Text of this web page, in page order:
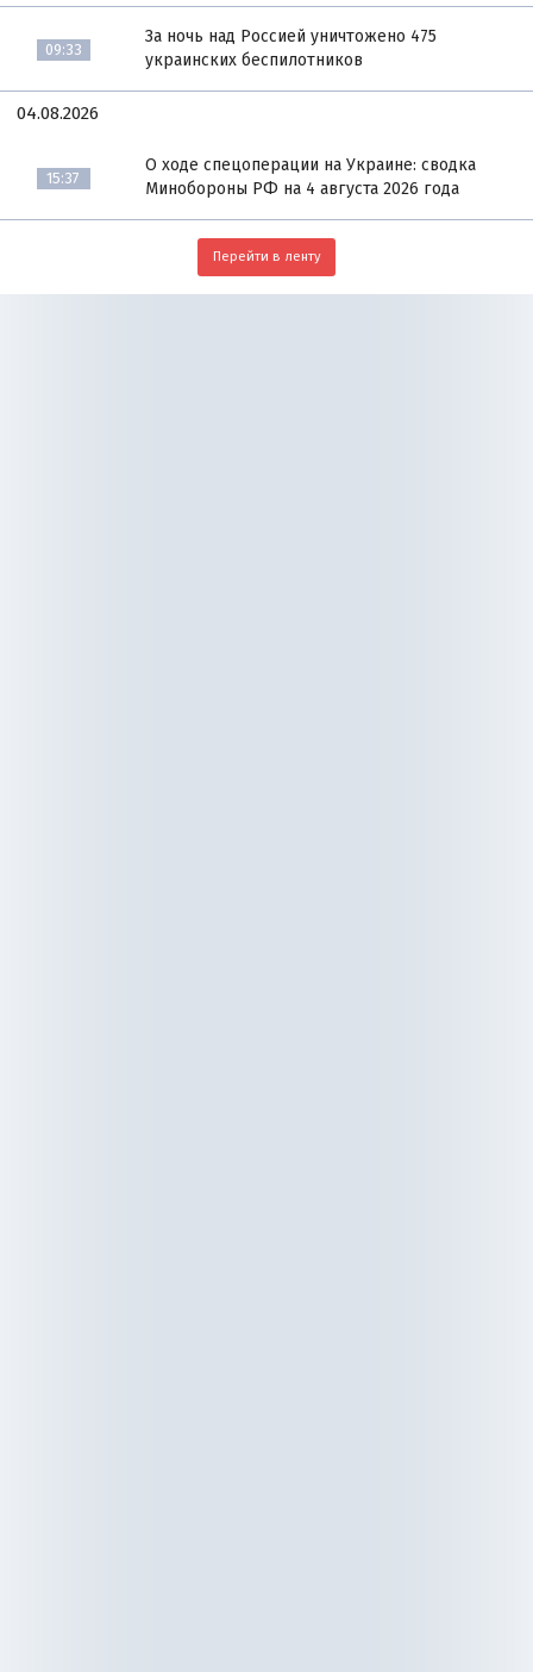
09:33
За ночь над Россией уничтожено 475
украинских беспилотников
04.08.2026
15:37
О ходе спецоперации на Украине: сводка
Минобороны РФ на 4 августа 2026 года
Перейти в ленту